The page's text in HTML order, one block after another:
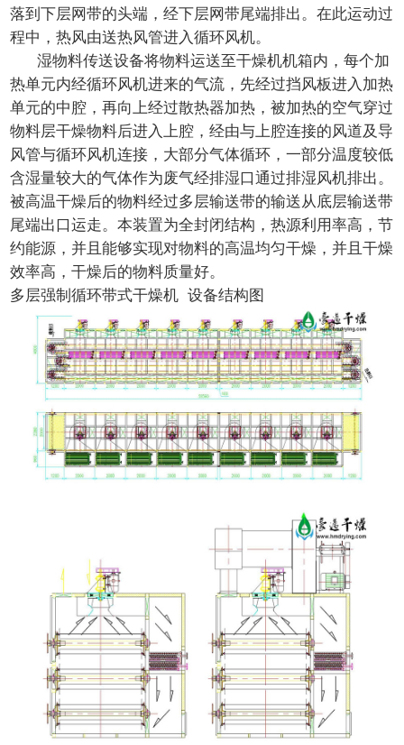
落到下层网带的头端，经下层网带尾端排出。在此运动过
程中，热风由送热风管进入循环风机。
湿物料传送设备将物料运送至干燥机机箱内，每个加
热单元内经循环风机进来的气流，先经过挡风板进入加热
单元的中腔，再向上经过散热器加热，被加热的空气穿过
物料层干燥物料后进入上腔，经由与上腔连接的风道及导
风管与循环风机连接，大部分气体循环，一部分温度较低
含湿量较大的气体作为废气经排湿口通过排湿风机排出。
被高温干燥后的物料经过多层输送带的输送从底层输送带
尾端出口运走。本装置为全封闭结构，热源利用率高，节
约能源，并且能够实现对物料的高温均匀干燥，并且干燥
效率高，干燥后的物料质量好。
多层强制循环带式干燥机 设备结构图